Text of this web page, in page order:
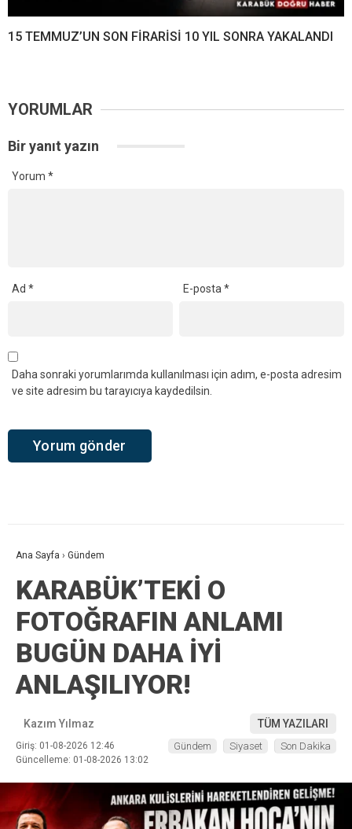
15 TEMMUZ’UN SON FİRARİSİ 10 YIL SONRA YAKALANDI
YORUMLAR
Bir yanıt yazın
Yorum *
Ad * E-posta*
Daha sonraki yorumlarımda kullanılması için adım, e-posta adresim
ve site adresim bu tarayıcıya kaydedilsin.
Ana Sayfa › Gündem
KARABÜK’TEKİ O
FOTOĞRAFIN ANLAMI
BUGÜN DAHA İYİ
ANLAŞILIYOR!
Kazım Yılmaz TÜM YAZILARI
Giriş: 01-08-2026 12:46
Güncelleme: 01-08-2026 13:02
Gündem Siyaset Son Dakika